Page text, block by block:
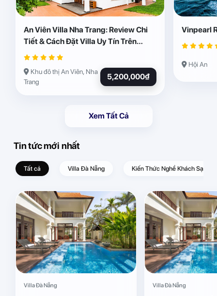
An Viên Villa Nha Trang: Review Chi
Tiết & Cách Đặt Villa Uy Tín Trên
Abogo
Khu đô thị An Viên, Nha
Trang
5,200,000₫
Vinpearl
Hội An
Xem Tất Cả
Tin tức mới nhất
Tất cả Villa Đà Nẵng Kiến Thức Nghề Khách Sạn –
Villa Đà Nẵng Villa Đà Nẵng